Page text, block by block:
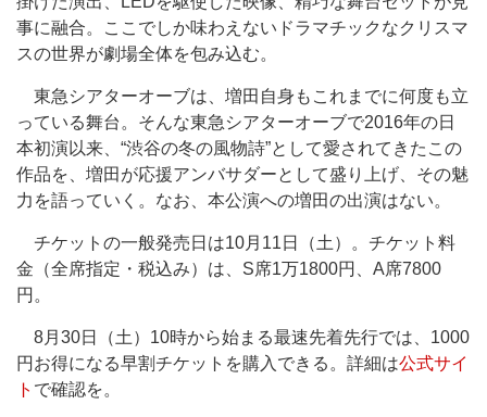
事に融合。ここでしか味わえないドラマチックなクリスマ
スの世界が劇場全体を包み込む。
東急シアターオーブは、増⽥⾃⾝もこれまでに何度も立
っている舞台。そんな東急シアターオーブで2016年の⽇
本初演以来、“渋⾕の冬の⾵物詩”として愛されてきたこの
作品を、増田が応援アンバサダーとして盛り上げ、その魅
⼒を語っていく。なお、本公演への増⽥の出演はない。
チケットの⼀般発売⽇は10⽉11⽇（⼟）。チケット料
⾦（全席指定・税込み）は、S席1万1800円、A席7800
円。
8⽉30⽇（⼟）10時から始まる最速先着先⾏では、1000
円お得になる早割チケットを購⼊できる。詳細は公式サイ
ト で確認を。